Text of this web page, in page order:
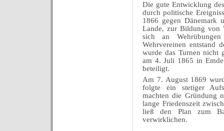
Die gute Entwicklung
durch politische
1866 gegen Dänemark
Lande, zur Bildung von
sich an
Wehrvereinen entstand
wurde das Turnen nicht
am 4. Juli 1865 in
beteiligt.
Am 7. August 1869
folgte ein stetiger
machten die Gründung
lange Friedenszeit
ließ den Plan zum
verwirklichen.